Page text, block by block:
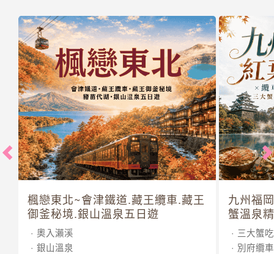
楓戀東北~會津鐵道.藏王纜車.藏王
御釜秘境.銀山溫泉五日遊
奧入瀨溪
銀山溫泉
九州福
蟹溫泉
三大蟹
別府纜車